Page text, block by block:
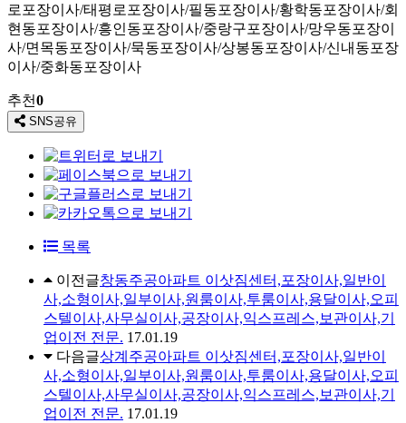
로포장이사/태평로포장이사/필동포장이사/황학동포장이사/회
현동포장이사/흥인동포장이사/중랑구포장이사/망우동포장이
사/면목동포장이사/묵동포장이사/상봉동포장이사/신내동포장
이사/중화동포장이사
추천0
SNS공유
목록
이전글창동주공아파트 이삿짐센터,포장이사,일반이
사,소형이사,일부이사,원룸이사,투룸이사,용달이사,오피
스텔이사,사무실이사,공장이사,익스프레스,보관이사,기
업이전 전문. 17.01.19
다음글상계주공아파트 이삿짐센터,포장이사,일반이
사,소형이사,일부이사,원룸이사,투룸이사,용달이사,오피
스텔이사,사무실이사,공장이사,익스프레스,보관이사,기
업이전 전문. 17.01.19